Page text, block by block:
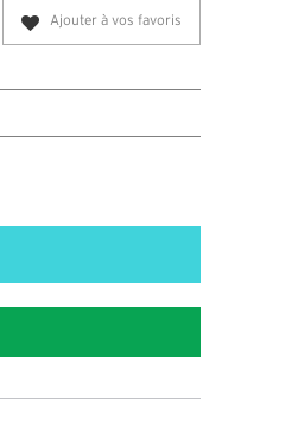
Ajouter à vos favoris